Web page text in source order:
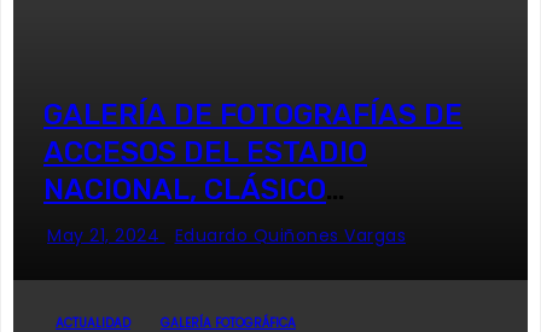
GALERÍA DE FOTOGRAFÍAS DE
ACCESOS DEL ESTADIO
NACIONAL, CLÁSICO
UNIVERSITARIO
May 21, 2024 Eduardo Quiñones Vargas
ACTUALIDAD GALERÍA FOTOGRÁFICA